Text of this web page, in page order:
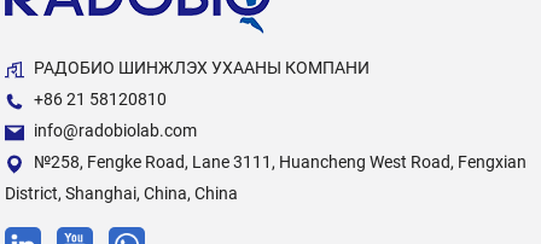
РАДОБИО ШИНЖЛЭХ УХААНЫ КОМПАНИ
+86 21 58120810
info@radobiolab.com
№258, Fengke Road, Lane 3111, Huancheng West Road, Fengxian
District, Shanghai, China, China